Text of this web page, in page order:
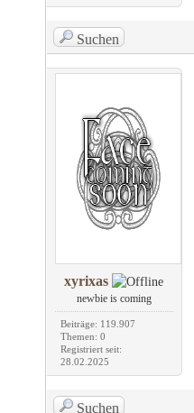
Suchen
xyrixas
newbie is coming
Beiträge: 119.907
Themen: 0
Registriert seit:
28.02.2025
Suchen